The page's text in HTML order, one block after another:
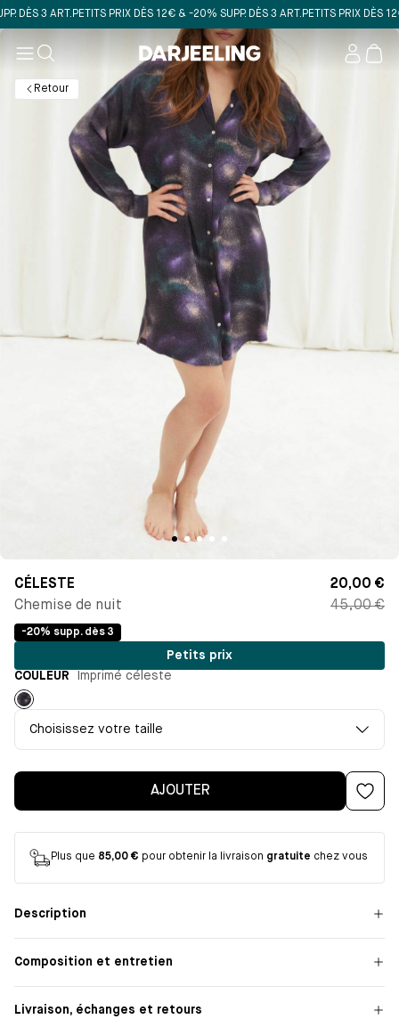
3 ART.PETITS PRIX DÈS 12€ & -20% SUPP. DÈS 3 ART.PETITS PRIX DÈS 12€
Mon
Retour
CÉLESTE
Chemise de nuit
20,00 €
45,00 €
-20% supp. dès 3
Petits prix
COULEUR
Imprimé céleste
Imprimé
céleste
Choisissez votre taille
AJOUTER
Plus que 85,00 € pour obtenir la livraison gratuite chez vous
Description
Composition et entretien
Livraison, échanges et retours